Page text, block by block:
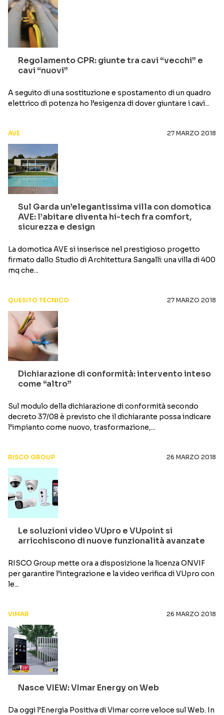
Regolamento CPR: giunte tra cavi “vecchi” e
cavi “nuovi”
A seguito di una sostituzione e spostamento di un quadro
elettrico di potenza ho l’esigenza di dover giuntare i cavi...
AVE 27 MARZO 2018
Sul Garda un’elegantissima villa con domotica
AVE: l’abitare diventa hi-tech fra comfort,
sicurezza e design
La domotica AVE si inserisce nel prestigioso progetto
firmato dallo Studio di Architettura Sangalli: una villa di 400
mq che...
QUESITO TECNICO 27 MARZO 2018
Dichiarazione di conformità: intervento inteso
come “altro”
Sul modulo della dichiarazione di conformità secondo
decreto 37/08 è previsto che il dichiarante possa indicare
l’impianto come nuovo, trasformazione,...
RISCO GROUP 26 MARZO 2018
Le soluzioni video VUpro e VUpoint si
arricchiscono di nuove funzionalità avanzate
RISCO Group mette ora a disposizione la licenza ONVIF
per garantire l’integrazione e la video verifica di VUpro con
le...
VIMAR 26 MARZO 2018
Nasce VIEW: VImar Energy on Web
Da oggi l’Energia Positiva di Vimar corre veloce sul Web. In